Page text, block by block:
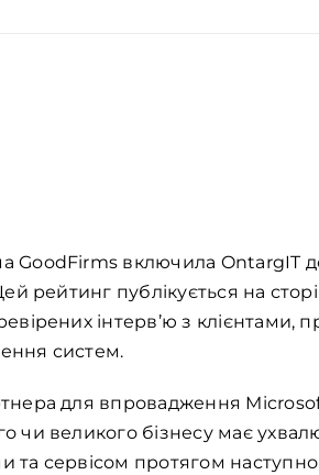
GoodFirms включила OntargIT
рейтинг публікується на
інтерв’ю з клієнтами,
систем.
для впровадження
чи великого бізнесу має
та сервісом протягом